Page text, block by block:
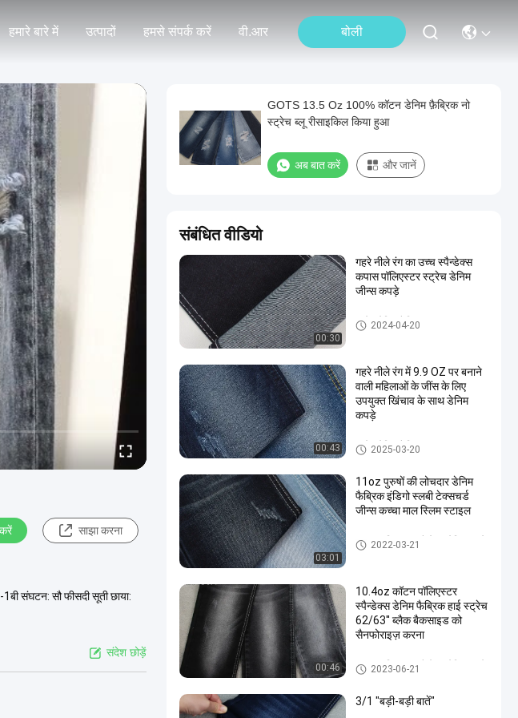
हमारे बारे में उत्पादों हमसे संपर्क करें वी.आर बोली
साझा करना
संघटन: सौ फीसदी सूती छाया:
संदेश छोड़ें
GOTS 13.5 Oz 100% कॉटन डेनिम फ़ैब्रिक नो
स्ट्रेच ब्लू रीसाइकिल किया हुआ
अब बात करें और जानें
संबंधित वीडियो
00:30
गहरे नीले रंग का उच्च स्पैन्डेक्स
कपास पॉलिएस्टर स्ट्रेच डेनिम
जीन्स कपड़े
स्ट्रेच डेनिम फैब्रिक
2024-04-20
00:43
गहरे नीले रंग में 9.9 OZ पर बनाने
वाली महिलाओं के जींस के लिए
उपयुक्त खिंचाव के साथ डेनिम
कपड़े
स्ट्रेच डेनिम फैब्रिक
2025-03-20
03:01
11oz पुरुषों की लोचदार डेनिम
फैब्रिक इंडिगो स्लबी टेक्सचर्ड
जीन्स कच्चा माल स्लिम स्टाइल
कॉटन पॉलिएस्टर स्पैन्डेक्स डेनिम कपड़े
2022-03-21
00:46
10.4oz कॉटन पॉलिएस्टर
स्पैन्डेक्स डेनिम फैब्रिक हाई स्ट्रेच
62/63'' ब्लैक बैकसाइड को
सैनफोराइज़ करना
कॉटन पॉलिएस्टर स्पैन्डेक्स डेनिम कपड़े
2023-06-21
3/1 "बड़ी-बड़ी बातें"